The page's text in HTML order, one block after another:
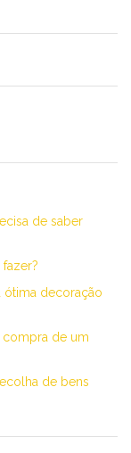
de saber
ótima decoração
compra de um
de bens